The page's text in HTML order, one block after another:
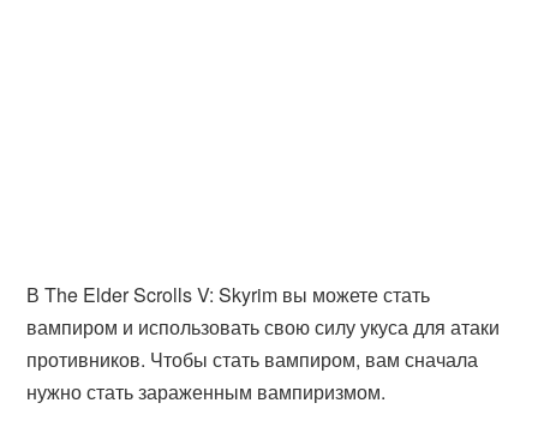
В The Elder Scrolls V: Skyrim вы можете стать
вампиром и использовать свою силу укуса для атаки
противников. Чтобы стать вампиром, вам сначала
нужно стать зараженным вампиризмом.